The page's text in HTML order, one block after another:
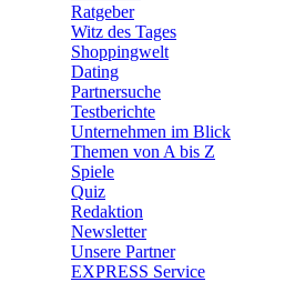
Ratgeber
Witz des Tages
Shoppingwelt
Dating
Partnersuche
Testberichte
Unternehmen im Blick
Themen von A bis Z
Spiele
Quiz
Redaktion
Newsletter
Unsere Partner
EXPRESS Service